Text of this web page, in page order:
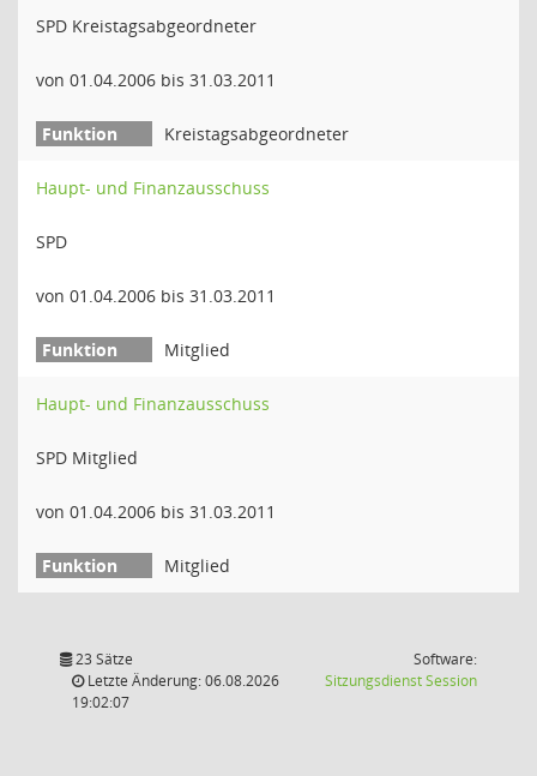
SPD Kreistagsabgeordneter
von 01.04.2006 bis 31.03.2011
Kreistagsabgeordneter
Haupt- und Finanzausschuss
SPD
von 01.04.2006 bis 31.03.2011
Mitglied
Haupt- und Finanzausschuss
SPD Mitglied
von 01.04.2006 bis 31.03.2011
Mitglied
23 Sätze
Letzte Änderung: 06.08.2026
19:02:07
Software:
SitzungsdienstSession(Wird in